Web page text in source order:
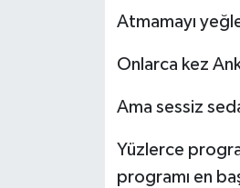
Atmamayı
Onlarca kez
Ama sessiz
Yüzlerce
programı en